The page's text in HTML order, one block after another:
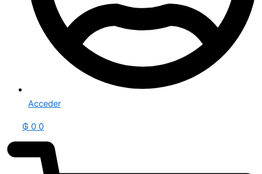
Acceder
₲ 0 0